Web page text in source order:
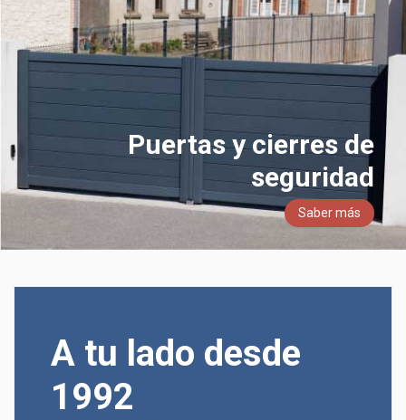
Puertas y cierres de
seguridad
Saber más
A tu lado desde
1992